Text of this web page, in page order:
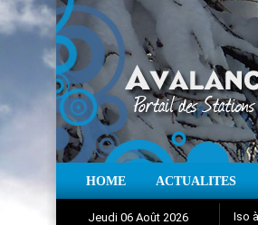
HOME ACTUALITES
Jeudi 06 Août 2026 Iso